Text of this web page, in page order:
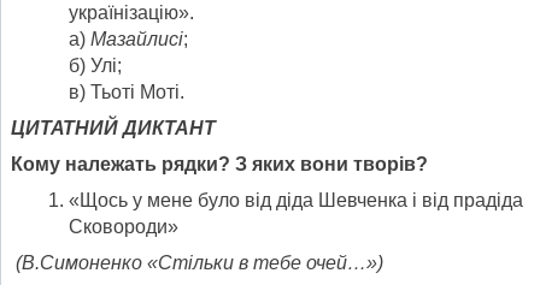
українізацію».
а) Мазайлисі;
б) Улі;
в) Тьоті Моті.
ЦИТАТНИЙ ДИКТАНТ
Кому належать рядки? З яких вони творів?
«Щось у мене було від діда Шевченка і від прадіда
Сковороди»
(В.Симоненко «Стільки в тебе очей…»)